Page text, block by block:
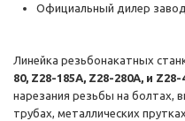
Официальный дилер
Линейка резьбонакатных
80, Z28-185A, Z28-280A, и Z28-
нарезания резьбы на болтах,
трубах, металлических